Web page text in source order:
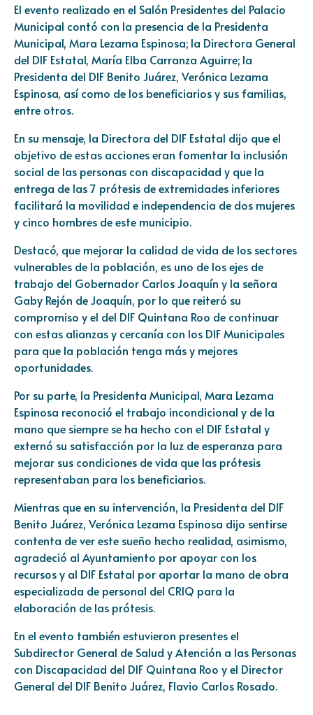
El evento realizado en el Salón Presidentes del Palacio
Municipal contó con la presencia de la Presidenta
Municipal, Mara Lezama Espinosa; la Directora General
del DIF Estatal, María Elba Carranza Aguirre; la
Presidenta del DIF Benito Juárez, Verónica Lezama
Espinosa, así como de los beneficiarios y sus familias,
entre otros.
En su mensaje, la Directora del DIF Estatal dijo que el
objetivo de estas acciones eran fomentar la inclusión
social de las personas con discapacidad y que la
entrega de las 7 prótesis de extremidades inferiores
facilitará la movilidad e independencia de dos mujeres
y cinco hombres de este municipio.
Destacó, que mejorar la calidad de vida de los sectores
vulnerables de la población, es uno de los ejes de
trabajo del Gobernador Carlos Joaquín y la señora
Gaby Rejón de Joaquín, por lo que reiteró su
compromiso y el del DIF Quintana Roo de continuar
con estas alianzas y cercanía con los DIF Municipales
para que la población tenga más y mejores
oportunidades.
Por su parte, la Presidenta Municipal, Mara Lezama
Espinosa reconoció el trabajo incondicional y de la
mano que siempre se ha hecho con el DIF Estatal y
externó su satisfacción por la luz de esperanza para
mejorar sus condiciones de vida que las prótesis
representaban para los beneficiarios.
Mientras que en su intervención, la Presidenta del DIF
Benito Juárez, Verónica Lezama Espinosa dijo sentirse
contenta de ver este sueño hecho realidad, asimismo,
agradeció al Ayuntamiento por apoyar con los
recursos y al DIF Estatal por aportar la mano de obra
especializada de personal del CRIQ para la
elaboración de las prótesis.
En el evento también estuvieron presentes el
Subdirector General de Salud y Atención a las Personas
con Discapacidad del DIF Quintana Roo y el Director
General del DIF Benito Juárez, Flavio Carlos Rosado.